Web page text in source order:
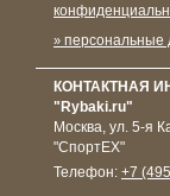
персональные
КОНТАКТНАЯ
"Rybaki.ru"
Москва, ул. 5-я
"СпортЕХ"
Телефон: +7